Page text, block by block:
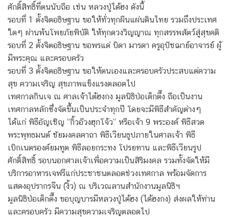
ศักดิ์สิทธิ์ที่ตนนับถือ เช่น หลวงปู่ได้ฮง ดังนี้
รอบที่ 1 ตั้งจิตอธิษฐาน ขอให้ทั่วทุกผืนแผ่นดินไทย รวมถึงประเทศ
ใดๆ ผ่านพ้นโพยภัยพิบัติ ให้ทุกดวงวิญญาณ ทุกสรรพสัตว์สู่สุขคติ
รอบที่ 2 ตั้งจิตอธิษฐาน ขอพรแด่ บิดา มารดา ครูอุปัชฌาย์อาจารย์ ผู้
มีพระคุณ และครอบครัว
รอบที่ 3 ตั้งจิตอธิษฐาน ขอให้ตนเองและครอบครัวประสบแต่ความ
สุข ความเจริญ สุขภาพแข็งแรงตลอดไป
เทศกาลกินเจ ณ ศาลเจ้าไต้ฮงกง มูลนิธิป่อเต็กตึ๊ง ถือเป็นงาน
เทศกาลหลักซึ่งจัดขึ้นเป็นประจำทุกปี โดยจะมีพิธีสำคัญต่างๆ
ได้แก่ พิธีอัญเชิญ “กิ้วอ๊วงฮุกโจ้ว” หรือเจ้า 9 พระองค์ พิธีสวด
พระพุทธมนต์ ชัยมงคลคาถา พิธีเวียนธูปภายในศาลเจ้า พิธี
เบิกเนตรองค์ยมทูต พิธีลอยกระทง โปรยทาน และพิธีเวียนรูป
ศักดิ์สิทธิ์ รอบนอกศาลเจ้าเพื่อความเป็นสิริมงคล รวมทั้งจัดให้มี
บริการอาหารเจฟรีแก่ประชาชนตลอดช่วงเทศกาล พร้อมจัดการ
แสดงอุปรากรจีน (งิ้ว) ณ บริเวณลานสำนักงานมูลนิธิฯ
มูลนิธิป่อเต็กตึ๊ง ขอบุญบารมีหลวงปู่ไต้ฮง (ได้ฮงกง) ส่งผลให้ท่าน
และครอบครัว มีความสุขความเจริญตลอดไป